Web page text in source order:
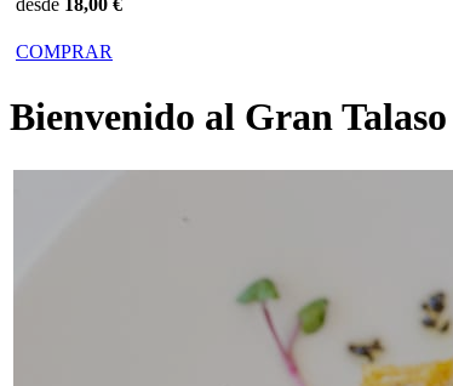
Bienvenido al Gran